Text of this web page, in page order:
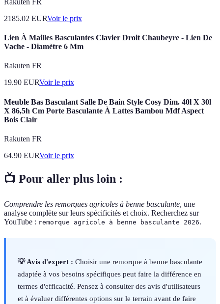
Rakuten FR
2185.02 EURVoir le prix
Lien À Mailles Basculantes Clavier Droit Chaubeyre - Lien De
Vache - Diamètre 6 Mm
Rakuten FR
19.90 EURVoir le prix
Meuble Bas Basculant Salle De Bain Style Cosy Dim. 40l X 30l
X 86,5h Cm Porte Basculante À Lattes Bambou Mdf Aspect
Bois Clair
Rakuten FR
64.90 EURVoir le prix
📺 Pour aller plus loin :
Comprendre les remorques agricoles à benne basculante, une
analyse complète sur leurs spécificités et choix. Recherchez sur
YouTube : remorque agricole à benne basculante 2026.
💡 Avis d'expert : Choisir une remorque à benne basculante
adaptée à vos besoins spécifiques peut faire la différence en
termes d'efficacité. Pensez à consulter des avis d'utilisateurs
et à évaluer différentes options sur le terrain avant de faire